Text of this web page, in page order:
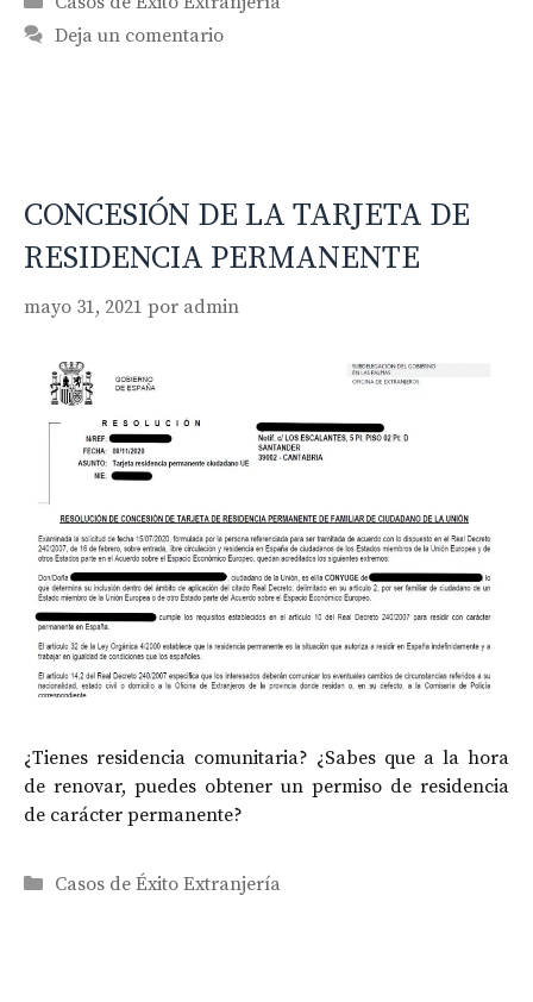
Deja un comentario
CONCESIÓN DE LA TARJETA DE
RESIDENCIA PERMANENTE
mayo 31, 2021 por admin
¿Tienes residencia comunitaria? ¿Sabes que a la hora
de renovar, puedes obtener un permiso de residencia
de carácter permanente?
Categorías
Casos de Éxito Extranjería